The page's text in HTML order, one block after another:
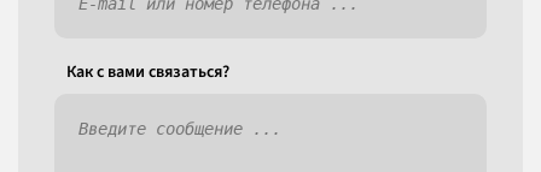
Как c вами связаться?